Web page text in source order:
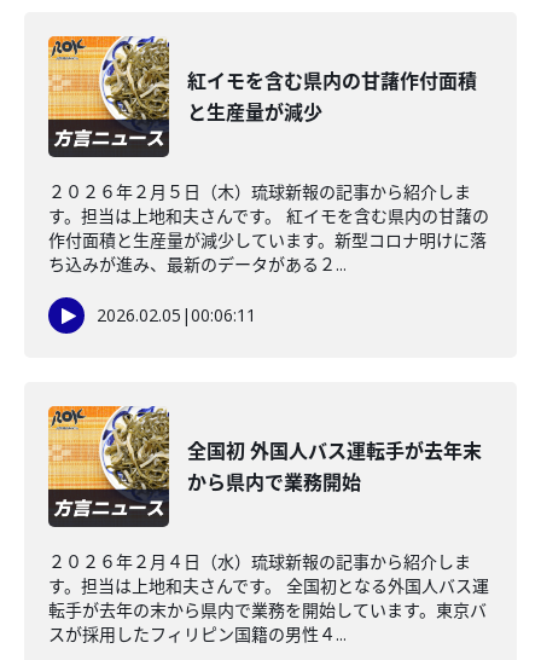
紅イモを含む県内の甘藷作付面積
と生産量が減少
２０２６年２月５日（木）琉球新報の記事から紹介しま
す。担当は上地和夫さんです。 紅イモを含む県内の甘藷の
作付面積と生産量が減少しています。新型コロナ明けに落
ち込みが進み、最新のデータがある２...
2026.02.05 |00:06:11
全国初 外国人バス運転手が去年末
から県内で業務開始
２０２６年２月４日（水）琉球新報の記事から紹介しま
す。担当は上地和夫さんです。 全国初となる外国人バス運
転手が去年の末から県内で業務を開始しています。東京バ
スが採用したフィリピン国籍の男性４...